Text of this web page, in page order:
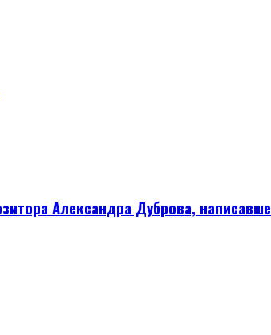
Александра Дуброва,